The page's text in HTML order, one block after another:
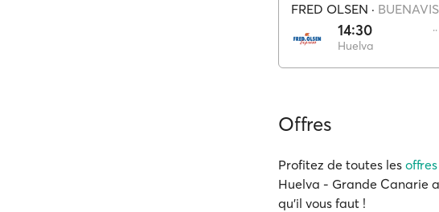
FRED OLSEN ·
14:30
Huelva
Offres
Profitez de toutes les
Huelva - Grande Canarie
qu'il vous faut !